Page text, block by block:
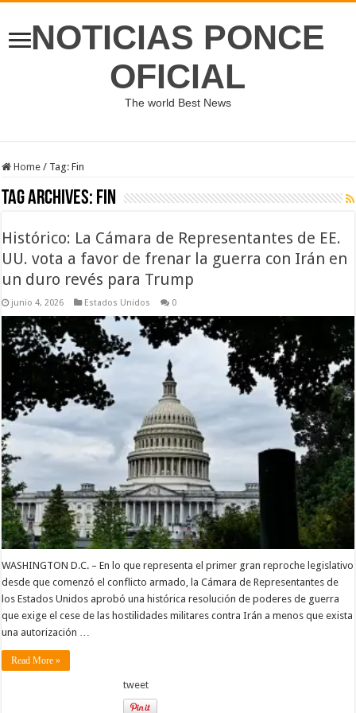
NOTICIAS PONCE
OFICIAL
The world Best News
Home / Tag:Fin
Tag Archives: Fin
Histórico: La Cámara de Representantes de EE.
UU. vota a favor de frenar la guerra con Irán en
un duro revés para Trump
junio 4, 2026 Estados Unidos 0
WASHINGTON D.C. – En lo que representa el primer gran reproche legislativo
desde que comenzó el conflicto armado, la Cámara de Representantes de
los Estados Unidos aprobó una histórica resolución de poderes de guerra
que exige el cese de las hostilidades militares contra Irán a menos que exista
una autorización …
Read More »
tweet